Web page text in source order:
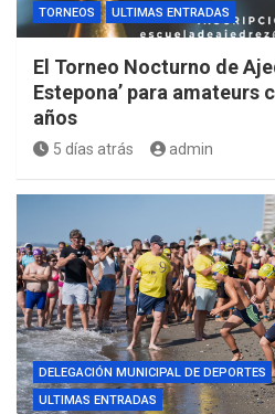
TORNEOS
ULTIMAS ENTRADAS
El Torneo Nocturno de
Estepona’ para amateurs
años
5 días atrás admin
DELEGACIÓN MUNICIPAL DE DEPORTES
ULTIMAS ENTRADAS